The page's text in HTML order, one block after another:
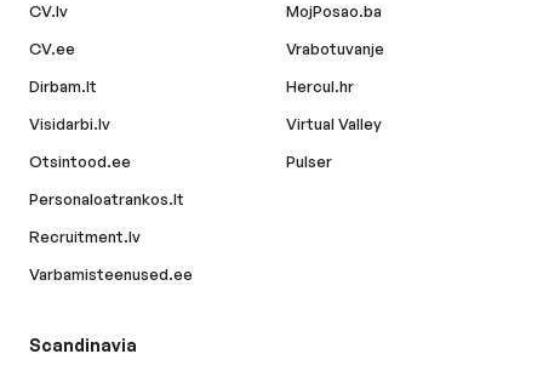
CV.lv
CV.ee
Dirbam.lt
Visidarbi.lv
Otsintood.ee
Personaloatrankos.lt
Recruitment.lv
Varbamisteenused.ee
MojPosao.ba
Vrabotuvanje
Hercul.hr
Virtual Valley
Pulser
Scandinavia